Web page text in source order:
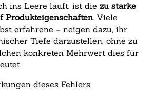
ins Leere läuft, ist die zu starke
Produkteigenschaften. Viele
erfahrene – neigen dazu, ihr
Tiefe darzustellen, ohne zu
konkreten Mehrwert dies für
dieses Fehlers: